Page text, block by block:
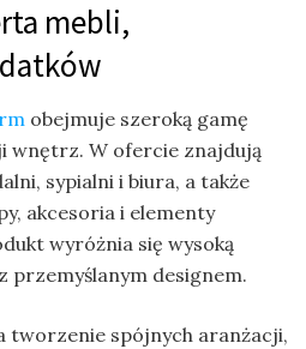
mebli,
obejmuje szeroką gamę
wnętrz. W ofercie znajdują
sypialni i biura, a także
akcesoria i elementy
wyróżnia się wysoką
przemyślanym designem.
tworzenie spójnych aranżacji,